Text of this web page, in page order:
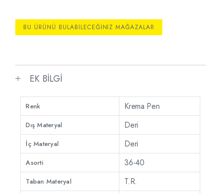
BU ÜRÜNÜ BULABILECEĞINIZ MAĞAZALAR
EK BILGI
Renk Krema Pen
Dış Materyal Deri
İç Materyal Deri
Asorti 36-40
Taban Materyal T.R.